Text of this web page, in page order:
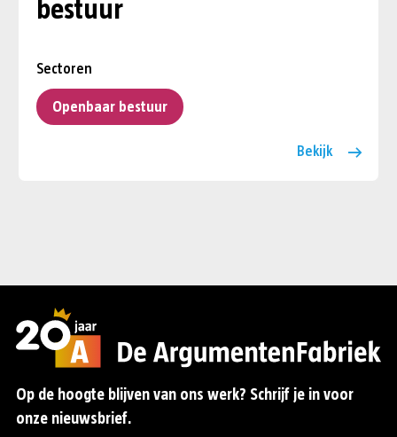
bestuur
Sectoren
Openbaar bestuur
Bekijk
Op de hoogte blijven van ons werk? Schrijf je in voor
onze nieuwsbrief.